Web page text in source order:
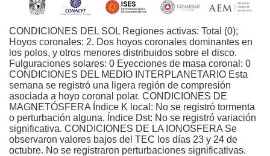
CONDICIONES DEL SOL Regiones activas: Total (0);
Hoyos coronales: 2. Dos hoyos coronales dominantes en
los polos, y otros menores distribuidos sobre el disco.
Fulguraciones solares: 0 Eyecciones de masa coronal: 0
CONDICIONES DEL MEDIO INTERPLANETARIO Esta
semana se registró una ligera región de compresión
asociada a hoyo coronal polar. CONDICIONES DE
MAGNETÓSFERA Índice K local: No se registró tormenta
o perturbación alguna. Índice Dst: No se registró variación
significativa. CONDICIONES DE LA IONOSFERA Se
observaron valores bajos del TEC los días 23 y 24 de
octubre. No se registraron perturbaciones significativas.